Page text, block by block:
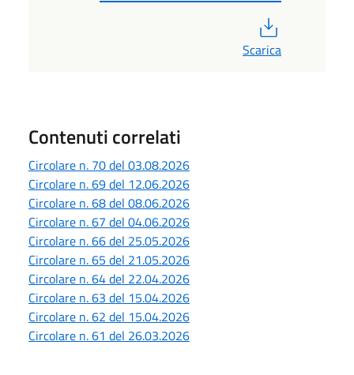
Scarica
Contenuti correlati
Circolare n. 70 del 03.08.2026
Circolare n. 69 del 12.06.2026
Circolare n. 68 del 08.06.2026
Circolare n. 67 del 04.06.2026
Circolare n. 66 del 25.05.2026
Circolare n. 65 del 21.05.2026
Circolare n. 64 del 22.04.2026
Circolare n. 63 del 15.04.2026
Circolare n. 62 del 15.04.2026
Circolare n. 61 del 26.03.2026